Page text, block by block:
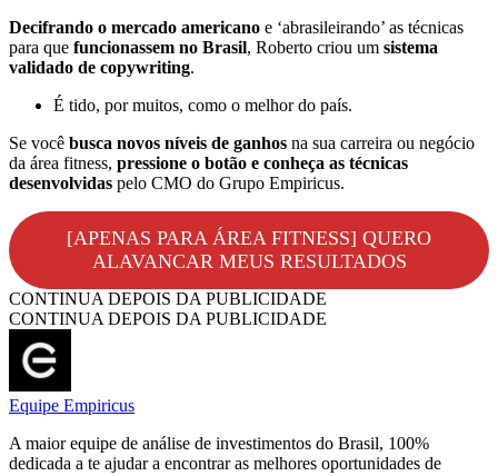
Decifrando o mercado americano e ‘abrasileirando’ as técnicas
para que funcionassem no Brasil, Roberto criou um sistema
validado de copywriting.
É tido, por muitos, como o melhor do país.
Se você busca novos níveis de ganhos na sua carreira ou negócio
da área fitness, pressione o botão e conheça as técnicas
desenvolvidas pelo CMO do Grupo Empiricus.
[APENAS PARA ÁREA FITNESS] QUERO
ALAVANCAR MEUS RESULTADOS
CONTINUA DEPOIS DA PUBLICIDADE
CONTINUA DEPOIS DA PUBLICIDADE
Equipe Empiricus
A maior equipe de análise de investimentos do Brasil, 100%
dedicada a te ajudar a encontrar as melhores oportunidades de